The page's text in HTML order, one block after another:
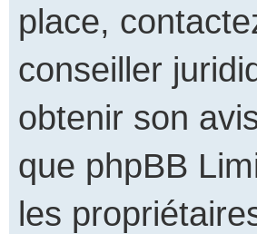
place,
conseiller
obtenir son
que phpBB
les